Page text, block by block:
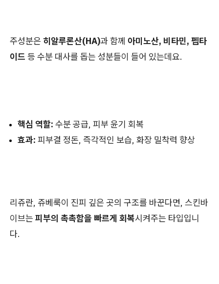
주성분은 히알루론산(HA)과 함께 아미노산, 비타민, 펩타
이드 등 수분 대사를 돕는 성분들이 들어 있는데요.
핵심 역할: 수분 공급, 피부 윤기 회복
효과: 피부결 정돈, 즉각적인 보습, 화장 밀착력 향상
리쥬란, 쥬베룩이 진피 깊은 곳의 구조를 바꾼다면, 스킨바
이브는 피부의 촉촉함을 빠르게 회복시켜주는 타입입니
다.